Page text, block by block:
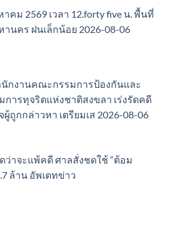
าคม 2569 เวลา 12.forty five น. พื้นที่
านคร ฝนเล็กน้อย 2026-08-06
นักงานคณะกรรมการป้องกันและ
การทุจริตแห่งชาติสงขลา เร่งรัดคดี
ผู้ถูกกล่าวหา เตรียมเส 2026-08-06
ว่าจะแพ้คดี ศาลสั่งชดใช้ “ต้อม
ล้าน อัพเดทข่าว